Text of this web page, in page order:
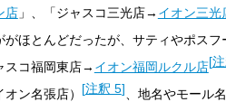
店」、「ジャスコ三光店→ イオン三光
がほとんどだったが、サティやポス
スコ福岡東店→ イオン福岡ルクル店[
オン名張店） [注釈 5] 、地名やモール